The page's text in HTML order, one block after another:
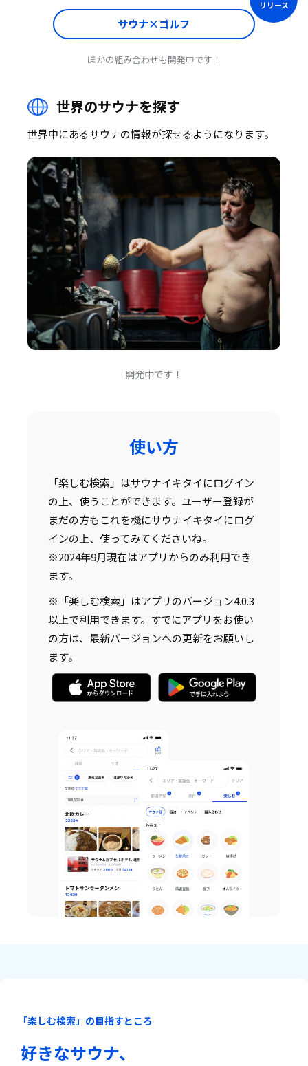
リリース
サウナ×ゴルフ
ほかの組み合わせも開発中です！
世界のサウナを探す
世界中にあるサウナの情報が探せるようになります。
開発中です！
使い方
「楽しむ検索」はサウナイキタイにログイン
の上、使うことができます。ユーザー登録が
まだの方もこれを機にサウナイキタイにログ
インの上、使ってみてくださいね。
※2024年9月現在はアプリからのみ利用でき
ます。
※「楽しむ検索」はアプリのバージョン4.0.3
以上で利用できます。すでにアプリをお使い
の方は、最新バージョンへの更新をお願いし
ます。
「楽しむ検索」の目指すところ
好きなサウナ、